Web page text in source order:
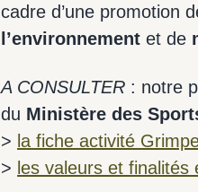
cadre d’une promotion
l’environnement et de
A CONSULTER : notre
du Ministère des
> la fiche activité
> les valeurs et finalités